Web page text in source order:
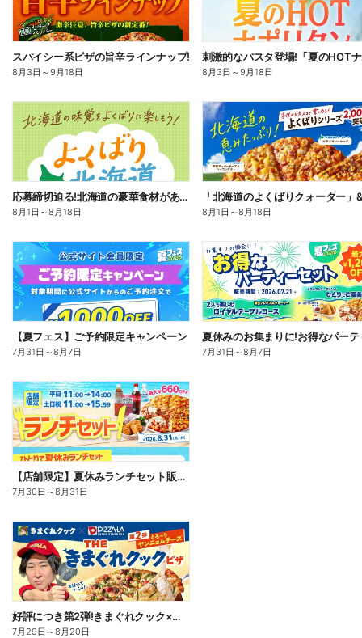
スパイシー系ピザの旨辛ラインナップ!
8月3日 ～9月18日 8月3日 ～9月18日
応募締切迫る!北海道の豪華食材があたるプレゼントキャンペーン
8月1日 ～8月18日 8月1日 ～8月18日
【夏フェス】ご予約限定キャンペーン
7月31日 ～8月7日 7月31日 ～8月7日
【店舗限定】夏休みランチセット販売中!
7月30日 ～8月31日
好評につき第2弾!きまぐれクック×ピザーラ コラボピザ新登場
7月29日 ～8月20日